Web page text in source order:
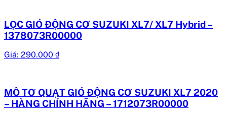
LỌC GIÓ ĐỘNG CƠ SUZUKI XL7/ XL7 Hybrid –
1378073R00000
Giá: 290.000 ₫
MÔ TƠ QUẠT GIÓ ĐỘNG CƠ SUZUKI XL7 2020
– HÀNG CHÍNH HÃNG – 1712073R00000